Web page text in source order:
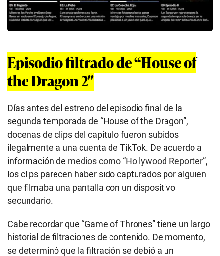
Episodio filtrado de “House of
the Dragon 2″
Días antes del estreno del episodio final de la
segunda temporada de “House of the Dragon”,
docenas de clips del capítulo fueron subidos
ilegalmente a una cuenta de TikTok. De acuerdo a
información de medios como “Hollywood Reporter”,
los clips parecen haber sido capturados por alguien
que filmaba una pantalla con un dispositivo
secundario.
Cabe recordar que “Game of Thrones” tiene un largo
historial de filtraciones de contenido. De momento,
se determinó que la filtración se debió a un